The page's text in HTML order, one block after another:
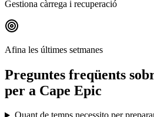
Gestiona càrrega i recuperació
Afina les últimes setmanes
Preguntes freqüents
per a Cape Epic